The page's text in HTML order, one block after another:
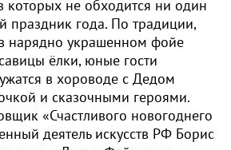
которых не обходится ни один
года. По традиции,
нарядно украшенном фойе
ёлки, юные гости
в хороводе с Дедом
и сказочными героями.
«Счастливого новогоднего
деятель искусств РФ Борис